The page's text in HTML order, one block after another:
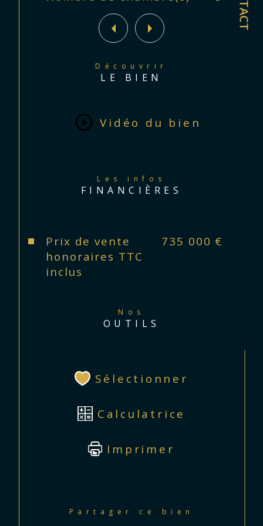
Une visite s'impose !
Les informations sur les risques
Découvrir
LE BIEN
Vidéo du bien
Les infos
FINANCIÈRES
Prix de vente
honoraires TTC
inclus
735 000 €
Nos
OUTILS
Sélectionner
Calculatrice
Imprimer
Partager ce bien